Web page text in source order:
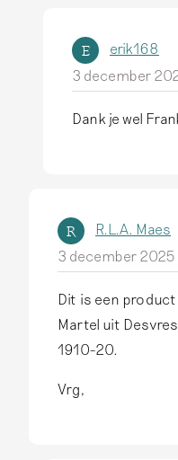
E
erik168
3 december
n
t
o
o
r
d
Dank je wel
R R.L.A. Maes
3 december 2025
Dit is een product
Martel uit
1910-20.
Vrg,